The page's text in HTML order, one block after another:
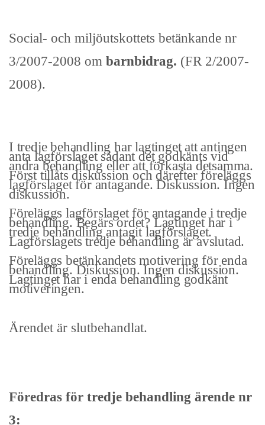
Social- och miljöutskottets betänkande nr
3/2007-2008 om barnbidrag. (FR 2/2007-
2008).
I tredje behandling har lagtinget att antingen
anta lagförslaget sådant det godkänts vid
andra behandling eller att förkasta detsamma.
Först tillåts diskussion och därefter föreläggs
lag­förslaget för antagande. Diskussion. Ingen
diskussion.
Föreläggs lagförslaget för antagande i tredje
behandling. Begärs ordet? Lag­tinget har i
tredje behandling antagit lagförslaget.
Lagförslagets tredje behandling är avslutad.
Föreläggs betänkandets motivering för enda
be­handling. Diskussion. Ingen diskussion.
Lagtinget har i enda behandling godkänt
motiveringen.
Ärendet är slutbehandlat.
Föredras för tredje behandling ärende nr
3: